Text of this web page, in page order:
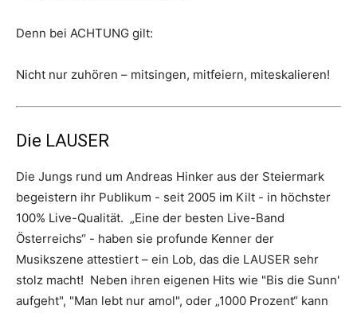
Denn bei ACHTUNG gilt:
Nicht nur zuhören – mitsingen, mitfeiern, miteskalieren!
Die LAUSER
Die Jungs rund um Andreas Hinker aus der Steiermark
begeistern ihr Publikum - seit 2005 im Kilt - in höchster
100% Live-Qualität. „Eine der besten Live-Band
Österreichs“ - haben sie profunde Kenner der
Musikszene attestiert – ein Lob, das die LAUSER sehr
stolz macht! Neben ihren eigenen Hits wie "Bis die Sunn'
aufgeht", "Man lebt nur amol", oder „1000 Prozent“ kann